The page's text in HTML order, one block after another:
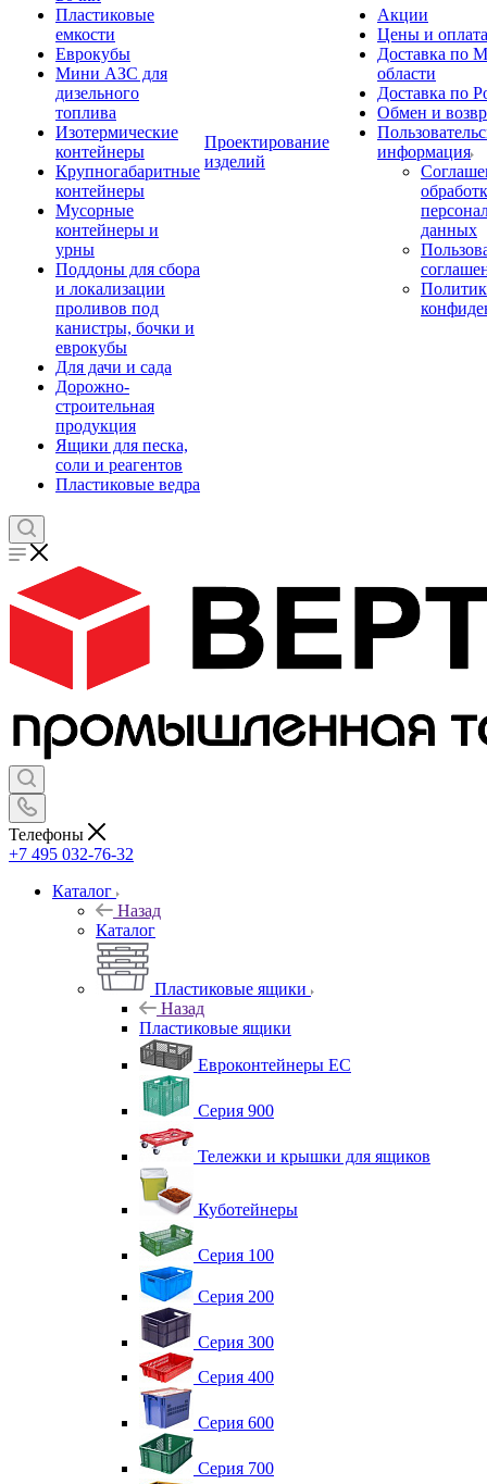
Пластиковые
емкости
Еврокубы
Мини АЗС для
дизельного
топлива
Изотермические
контейнеры
Крупногабаритные
контейнеры
Мусорные
контейнеры и
урны
Поддоны для сбора
и локализации
проливов под
канистры, бочки и
еврокубы
Для дачи и сада
Дорожно-
строительная
продукция
Ящики для песка,
соли и реагентов
Пластиковые ведра
Проектирование
изделий
Акции
Цены и оплата
Доставка по
области
Доставка по
Обмен и
информация
данных
Телефоны
+7 495 032-76-32
Каталог
Назад
Каталог
Пластиковые ящики
Назад
Пластиковые ящики
Евроконтейнеры ЕС
Серия 900
Тележки и крышки для ящиков
Куботейнеры
Серия 100
Серия 200
Серия 300
Серия 400
Серия 600
Серия 700